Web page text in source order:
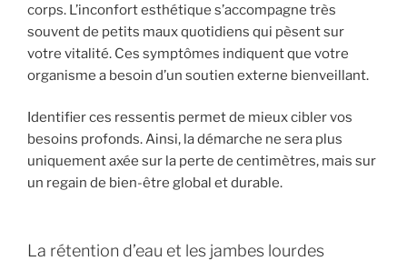
corps. L’inconfort esthétique s’accompagne très
souvent de petits maux quotidiens qui pèsent sur
votre vitalité. Ces symptômes indiquent que votre
organisme a besoin d’un soutien externe bienveillant.
Identifier ces ressentis permet de mieux cibler vos
besoins profonds. Ainsi, la démarche ne sera plus
uniquement axée sur la perte de centimètres, mais sur
un regain de bien-être global et durable.
La rétention d’eau et les jambes lourdes